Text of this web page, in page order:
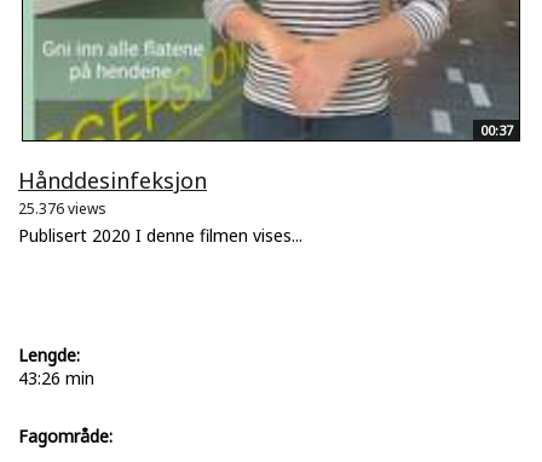
00:37
Hånddesinfeksjon
25.376 views
Publisert 2020 I denne filmen vises...
Lengde:
43:26 min
Fagområde: